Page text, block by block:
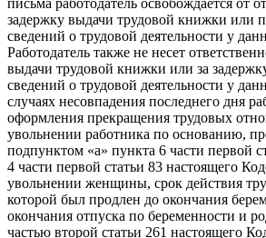
задержку выдачи трудовой книжки или
сведений о трудовой деятельности у
Работодатель также не несет
выдачи трудовой книжки или за
сведений о трудовой деятельности у
случаях несовпадения последнего дня
оформления прекращения трудовых
увольнении работника по основанию,
подпунктом «а» пункта 6 части первой
4 части первой статьи 83 настоящего
увольнении женщины, срок действия
которой был продлен до окончания
окончания отпуска по беременности и
частью второй статьи 261 настоящего